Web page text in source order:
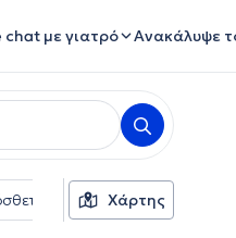
chat με γιατρό Ανακάλυψε
φίλτρα Γλώσσες
Χάρτης